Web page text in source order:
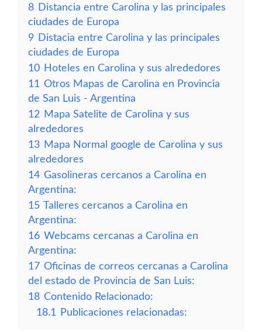
8 Distancia entre Carolina y las principales
ciudades de Europa
9 Distacia entre Carolina y las principales
ciudades de Europa
10 Hoteles en Carolina y sus alrededores
11 Otros Mapas de Carolina en Provincia
de San Luis - Argentina
12 Mapa Satelite de Carolina y sus
alrededores
13 Mapa Normal google de Carolina y sus
alrededores
14 Gasolineras cercanos a Carolina en
Argentina:
15 Talleres cercanos a Carolina en
Argentina:
16 Webcams cercanas a Carolina en
Argentina:
17 Oficinas de correos cercanas a Carolina
del estado de Provincia de San Luis:
18 Contenido Relacionado:
18.1
Publicaciones relacionadas: